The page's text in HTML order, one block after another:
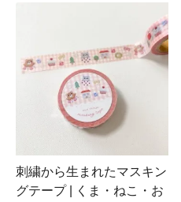
刺繍から生まれたマスキン
グテープ | くま・ねこ・お